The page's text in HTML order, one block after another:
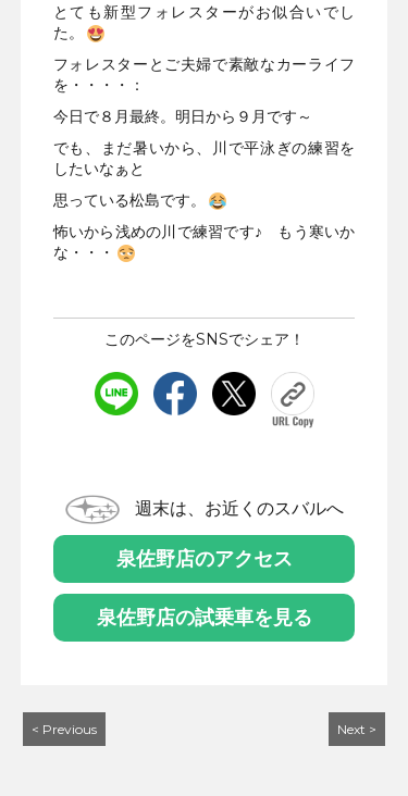
とても新型フォレスターがお似合いでし
た。
フォレスターとご夫婦で素敵なカーライフ
を・・・・：
今日で８月最終。明日から９月です～
でも、まだ暑いから、川で平泳ぎの練習を
したいなぁと
思っている松島です。
怖いから浅めの川で練習です♪ もう寒いか
な・・・
このページをSNSでシェア！
週末は、お近くのスバルへ
泉佐野店のアクセス
泉佐野店の試乗車を見る
< Previous Next >